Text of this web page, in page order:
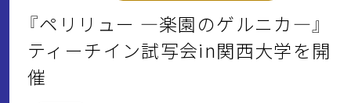
『ペリリュー ―楽園のゲルニカ―』
ティーチイン試写会in関西大学を開
催